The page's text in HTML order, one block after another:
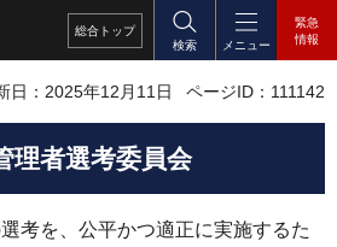
総合 トップ
検索
メニュー
緊急
情報
日：2025年12月11日 ページID：111142
理者選考委員会
考を、公平かつ適正に実施するた